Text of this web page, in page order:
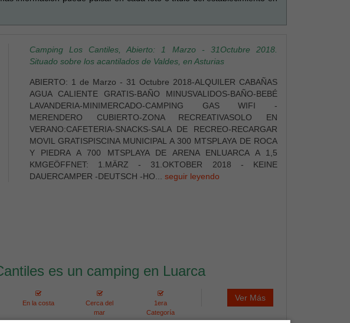
Camping Los Cantiles, Abierto: 1 Marzo - 31Octubre 2018.
Situado sobre los acantilados de Valdes, en Asturias
ABIERTO: 1 de Marzo - 31 Octubre 2018-ALQUILER CABAÑAS
AGUA CALIENTE GRATIS-BAÑO MINUSVALIDOS-BAÑO-BEBÉ
LAVANDERIA-MINIMERCADO-CAMPING GAS WIFI -
MERENDERO CUBIERTO-ZONA RECREATIVASOLO EN
VERANO:CAFETERIA-SNACKS-SALA DE RECREO-RECARGAR
MOVIL GRATISPISCINA MUNICIPAL A 300 MTSPLAYA DE ROCA
Y PIEDRA A 700 MTSPLAYA DE ARENA ENLUARCA A 1,5
KMGEÖFFNET: 1.MÄRZ - 31.OKTOBER 2018 - KEINE
DAUERCAMPER -DEUTSCH -HO... seguir leyendo
es un camping en Luarca
En la costa
Cerca del
mar
1era
Categoría
Ver Más